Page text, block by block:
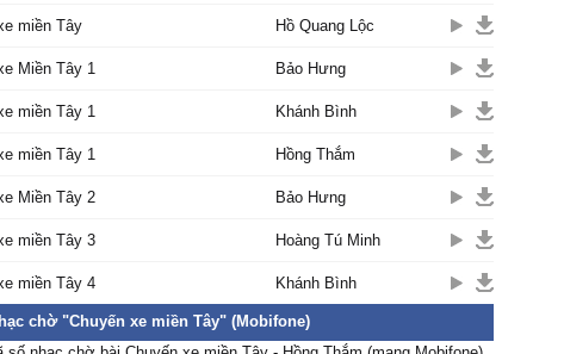
miền Tây
Hồ Quang Lộc
Miền Tây 1 Bảo Hưng
miền Tây 1 Khánh Bình
miền Tây 1 Hồng Thắm
Miền Tây 2 Bảo Hưng
miền Tây 3 Hoàng Tú Minh
miền Tây 4 Khánh Bình
chờ "Chuyến xe miền Tây" (Mobifone)